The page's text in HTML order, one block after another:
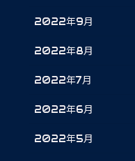
2022年9月
2022年8月
2022年7月
2022年6月
2022年5月